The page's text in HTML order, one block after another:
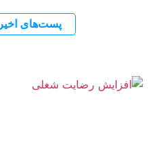
پست‌های اخیر